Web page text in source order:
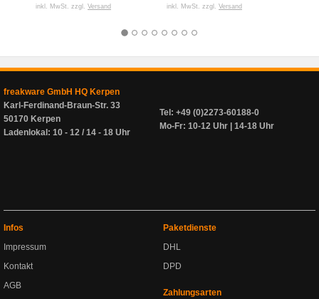
inkl. MwSt. zzgl. Versand inkl. MwSt. zzgl. Versand
freakware GmbH HQ Kerpen
Karl-Ferdinand-Braun-Str. 33
50170 Kerpen
Ladenlokal: 10 - 12 / 14 - 18 Uhr
Tel: +49 (0)2273-60188-0
Mo-Fr: 10-12 Uhr | 14-18 Uhr
Infos
Impressum
Kontakt
AGB
Paketdienste
DHL
DPD
Zahlungsarten